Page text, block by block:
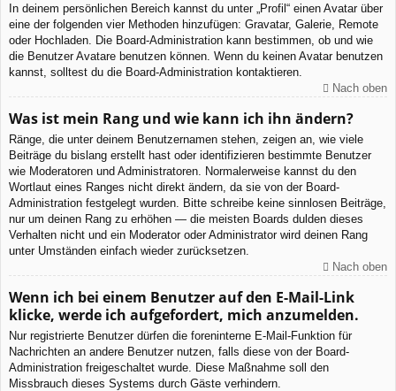
In deinem persönlichen Bereich kannst du unter „Profil“ einen Avatar über
eine der folgenden vier Methoden hinzufügen: Gravatar, Galerie, Remote
oder Hochladen. Die Board-Administration kann bestimmen, ob und wie
die Benutzer Avatare benutzen können. Wenn du keinen Avatar benutzen
kannst, solltest du die Board-Administration kontaktieren.
Nach oben
Was ist mein Rang und wie kann ich ihn ändern?
Ränge, die unter deinem Benutzernamen stehen, zeigen an, wie viele
Beiträge du bislang erstellt hast oder identifizieren bestimmte Benutzer
wie Moderatoren und Administratoren. Normalerweise kannst du den
Wortlaut eines Ranges nicht direkt ändern, da sie von der Board-
Administration festgelegt wurden. Bitte schreibe keine sinnlosen Beiträge,
nur um deinen Rang zu erhöhen — die meisten Boards dulden dieses
Verhalten nicht und ein Moderator oder Administrator wird deinen Rang
unter Umständen einfach wieder zurücksetzen.
Nach oben
Wenn ich bei einem Benutzer auf den E-Mail-Link
klicke, werde ich aufgefordert, mich anzumelden.
Nur registrierte Benutzer dürfen die foreninterne E-Mail-Funktion für
Nachrichten an andere Benutzer nutzen, falls diese von der Board-
Administration freigeschaltet wurde. Diese Maßnahme soll den
Missbrauch dieses Systems durch Gäste verhindern.